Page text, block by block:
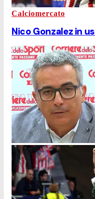
Calciomercato
Nico Gonzalez in